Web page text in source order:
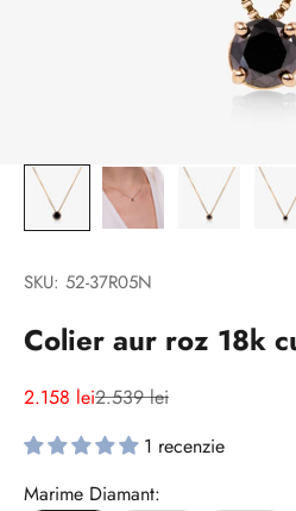
SKU: 52-37R05N
Colier aur roz 18k
Preț redus
2.158 leiPreț normal
2.539 lei
1 recenzie
Marime Diamant: